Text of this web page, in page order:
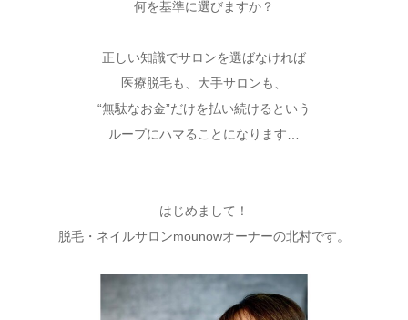
何を基準に選びますか？
正しい知識でサロンを選ばなければ
医療脱毛も、大手サロンも、
“無駄なお金”だけを払い続けるという
ループにハマることになります…
はじめまして！
脱毛・ネイルサロンmounowオーナーの北村です。